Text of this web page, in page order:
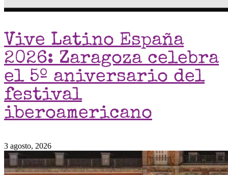
Vive Latino España
2026: Zaragoza celebra
el 5º aniversario del
festival
iberoamericano
3 agosto, 2026